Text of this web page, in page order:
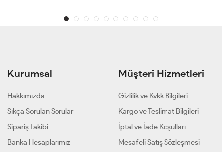
Kurumsal
Hakkımızda
Sıkça Sorulan Sorular
Sipariş Takibi
Banka Hesaplarımız
Müşteri Hizmetleri
Gizlilik ve Kvkk Bilgileri
Kargo ve Teslimat Bilgileri
İptal ve İade Koşulları
Mesafeli Satış Sözleşmesi